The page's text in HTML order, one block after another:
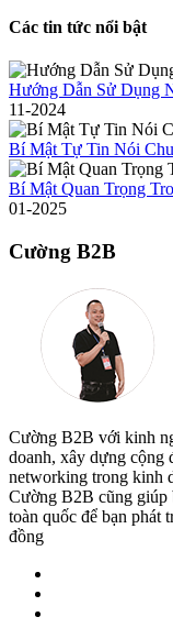
Các tin tức nổi bật
Hướng Dẫn Sử Dụng
11-2024
Bí Mật Tự Tin Nói
Bí Mật Quan Trọng
01-2025
Cường B2B
Cường B2B với kinh
doanh, xây dựng cộng
networking trong kinh
Cường B2B cũng giúp
toàn quốc để bạn phát
đồng